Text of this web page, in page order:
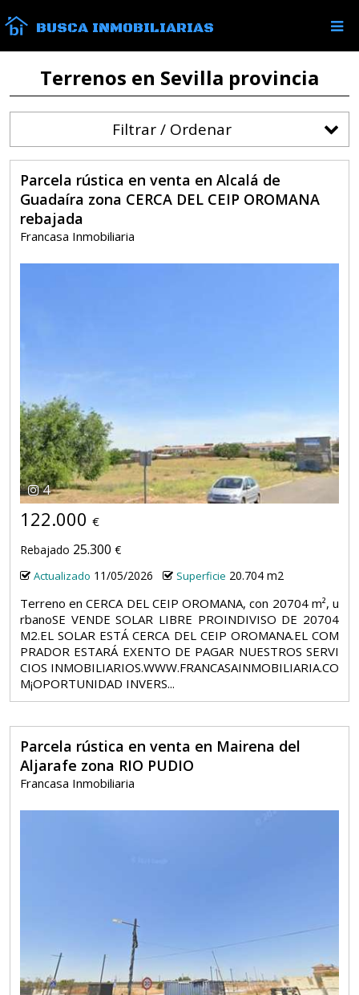
BUSCA INMOBILIARIAS
Terrenos en Sevilla provincia
Filtrar / Ordenar
Parcela rústica en venta en Alcalá de
Guadaíra zona CERCA DEL CEIP OROMANA
rebajada
Francasa Inmobiliaria
4
122.000 €
Rebajado 25.300 €
Actualizado 11/05/2026 Superficie 20.704 m2
Terreno en CERCA DEL CEIP OROMANA, con 20704 m², u
rbanoSE VENDE SOLAR LIBRE PROINDIVISO DE 20704
M2.EL SOLAR ESTÁ CERCA DEL CEIP OROMANA.EL COM
PRADOR ESTARÁ EXENTO DE PAGAR NUESTROS SERVI
CIOS INMOBILIARIOS.WWW.FRANCASAINMOBILIARIA.CO
M¡OPORTUNIDAD INVERS...
Parcela rústica en venta en Mairena del
Aljarafe zona RIO PUDIO
Francasa Inmobiliaria